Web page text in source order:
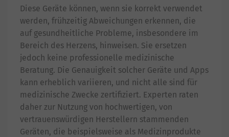
Diese Geräte können, wenn sie korrekt verwendet
werden, frühzeitig Abweichungen erkennen, die
auf gesundheitliche Probleme, insbesondere im
Bereich des Herzens, hinweisen. Sie ersetzen
jedoch keine professionelle medizinische
Beratung. Die Genauigkeit solcher Geräte und Apps
kann erheblich variieren, und nicht alle sind für
medizinische Zwecke zertifiziert. Experten raten
daher zur Nutzung von hochwertigen, von
vertrauenswürdigen Herstellern stammenden
Geräten, die beispielsweise als Medizinprodukte